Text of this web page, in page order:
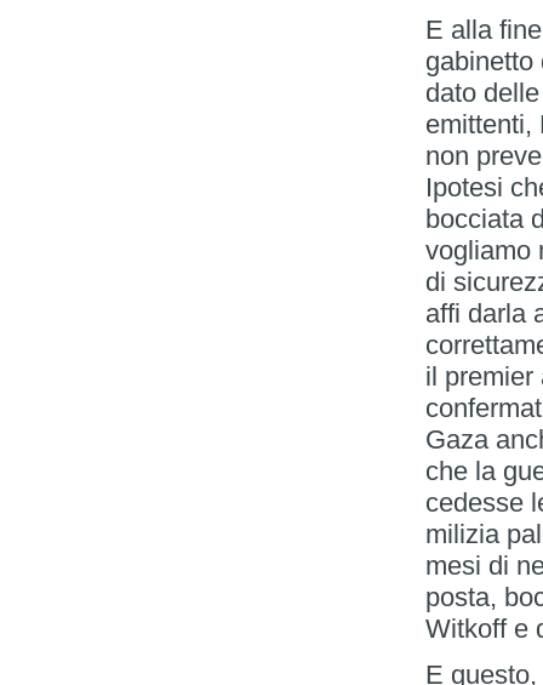
E alla
gabinetto
dato
emittenti,
non
Ipotesi
bocciata
vogliamo
di
affi darla
il premier
Gaza
che la
cedesse
milizia
mesi di
posta,
Witkoff e
E